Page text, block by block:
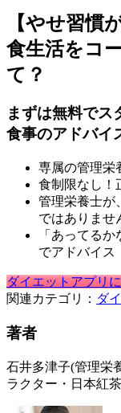
【やせ習慣
食生活をコ
て？
まずは無料でス
食事のアドバイ
専属の管理栄
食制限なし！
管理栄養士が
ではありませ
「あってる
でアドバイス
ダイエットアプリ
関連カテゴリ： ダ
著者
石井多津子(管理栄
ラクター・日本紅